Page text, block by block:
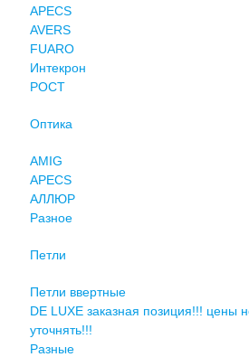
APECS
AVERS
FUARO
Интекрон
РОСТ
Оптика
AMIG
APECS
АЛЛЮР
Разное
Петли
Петли ввертные
DE LUXE заказная позиция!!! цены
уточнять!!!
Разные